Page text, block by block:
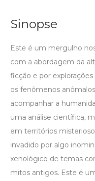
Sinopse
Este é um mergulho
com a abordagem da
ficção e por
os fenômenos
acompanhar a
uma análise científica,
em territórios
invadido por algo
xenológico de temas
mitos antigos. Este é